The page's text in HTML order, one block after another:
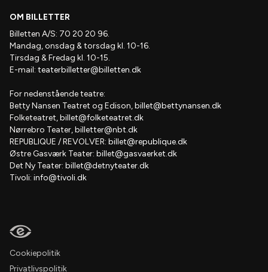
OM BILLETTER
Billetten A/S: 70 20 20 96.
Mandag, onsdag & torsdag kl. 10-16.
Tirsdag & Fredag kl. 10-15.
E-mail: teaterbilletter@billetten.dk
For nedenstående teatre:
Betty Nansen Teatret og Edison,billet@bettynansen.dk
Folketeatret,billet@folketeatret.dk
Nørrebro Teater,billetter@nbt.dk
REPUBLIQUE / REVOLVER: billet@republique.dk
Østre Gasværk Teater: billet@gasvaerket.dk
Det Ny Teater: billet@detnyteater.dk
Tivoli: info@tivoli.dk
Cookiepolitik
Privatlivspolitik